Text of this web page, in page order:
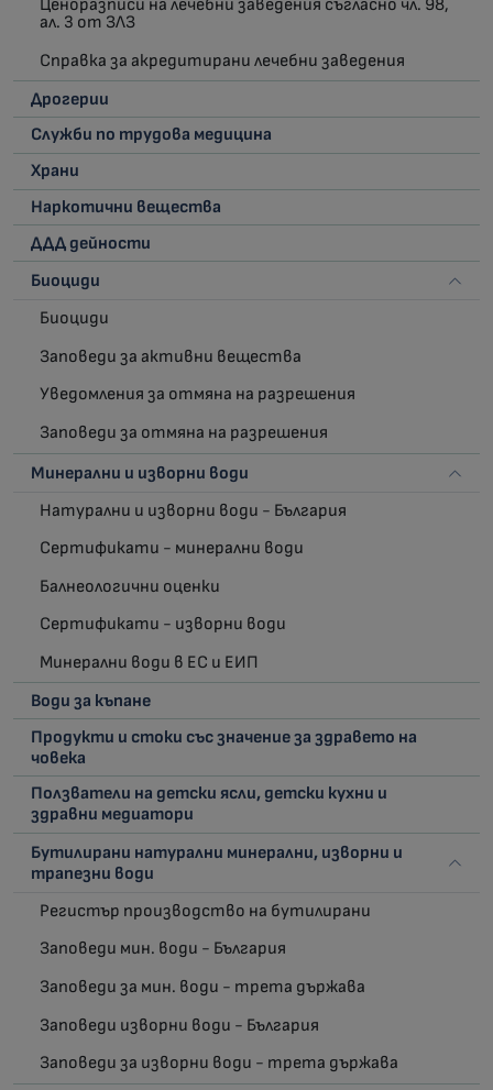
Ценоразписи на лечебни заведения съгласно чл. 98,
ал. 3 от ЗЛЗ
Справка за акредитирани лечебни заведения
Дрогерии
Служби по трудова медицина
Храни
Наркотични вещества
ДДД дейности
Биоциди
Биоциди
Заповеди за активни вещества
Уведомления за отмяна на разрешения
Заповеди за отмяна на разрешения
Минерални и изворни води
Натурални и изворни води - България
Сертификати - минерални води
Балнеологични оценки
Сертификати - изворни води
Минерални води в ЕС и ЕИП
Води за къпане
Продукти и стоки със значение за здравето на
човека
Ползватели на детски ясли, детски кухни и
здравни медиатори
Бутилирани натурални минерални, изворни и
трапезни води
Регистър производство на бутилирани
Заповеди мин. води - България
Заповеди за мин. води - трета държава
Заповеди изворни води - България
Заповеди за изворни води - трета държава